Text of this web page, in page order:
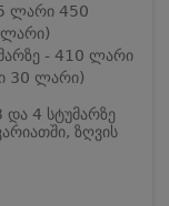
ლარი 450
ლარი)
- 410 ლარი
30 ლარი)
და 4 სტუმარზე
ზღვის